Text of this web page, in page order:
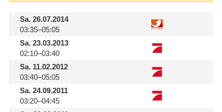
Sa.26.07.2014
03:35–05:05
Sa.23.03.2013
02:10–03:40
Sa.11.02.2012
03:40–05:05
Sa.24.09.2011
03:20–04:45